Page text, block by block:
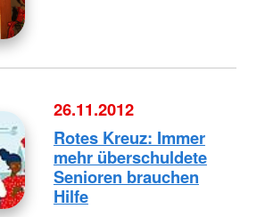
26.11.2012
Rotes Kreuz: Immer
mehr überschuldete
Senioren brauchen
Hilfe